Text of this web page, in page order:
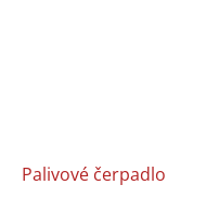
Palivové čerpadlo